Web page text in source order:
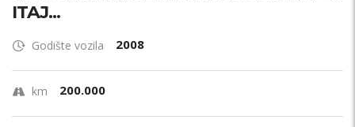
ITAJ...
Godište vozila 2008
km 200.000